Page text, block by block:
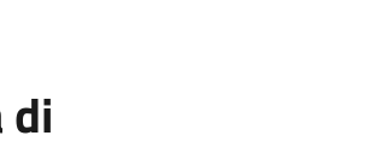
di